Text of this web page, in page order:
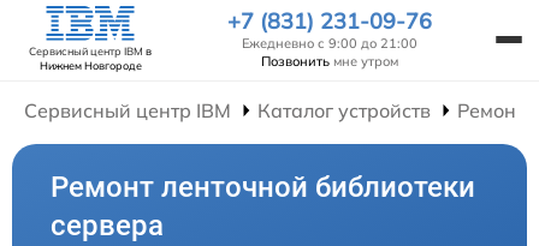
Сервисный центр IBM в
Нижнем Новгороде
+7 (831) 231-09-76
Ежедневно с 9:00 до 21:00
Позвонить мне утром
Сервисный центр IBM Каталог устройств Ремонт
Ремонт ленточной библиотеки
сервера